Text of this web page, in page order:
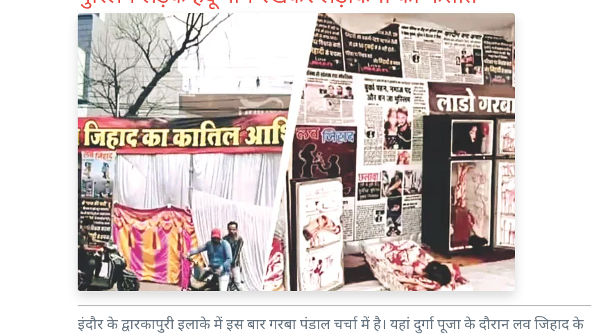
इंदौर के द्वारकापुरी इलाके में इस बार गरबा पंडाल चर्चा में है। यहां दुर्गा पूजा के दौरान लव जिहाद के